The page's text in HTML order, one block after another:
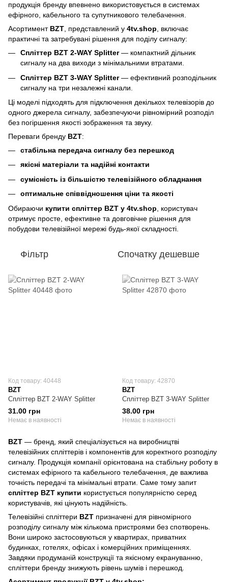
продукція бренду впевнено використовується в системах
ефірного, кабельного та супутникового телебачення.
Асортимент BZT, представлений у 4tv.shop, включає
практичні та затребувані рішення для поділу сигналу:
Спліттер BZT 2-WAY Splitter— компактний дільник
сигналу на два виходи з мінімальними втратами.
Спліттер BZT 3-WAY Splitter— ефективний розподільник
сигналу на три незалежні канали.
Ці моделі підходять для підключення декількох телевізорів до
одного джерела сигналу, забезпечуючи рівномірний розподіл
без погіршення якості зображення та звуку.
Переваги бренду BZT:
стабільна передача сигналу без перешкод
якісні матеріали та надійні контакти
сумісність із більшістю телевізійного обладнання
оптимальне співвідношення ціни та якості
Обираючи купити спліттер BZT у 4tv.shop , користувач
отримує просте, ефективне та довговічне рішення для
побудови телевізійної мережі будь-якої складності.
Фільтр Спочатку дешевше
Код товару: 40448
BZT
Спліттер BZT 2-WAY Splitter
31.00 грн
Немає в наявності
Код товару: 42870
BZT
Спліттер BZT 3-WAY Splitter
38.00 грн
Немає в наявності
BZT — бренд, який спеціалізується на виробництві
телевізійних спліттерів і компонентів для коректного розподілу
сигналу. Продукція компанії орієнтована на стабільну роботу в
системах ефірного та кабельного телебачення, де важлива
точність передачі та мінімальні втрати. Саме тому запит
спліттер BZT купити користується популярністю серед
користувачів, які цінують надійність.
Телевізійні спліттери BZT призначені для рівномірного
розподілу сигналу між кількома пристроями без спотворень.
Вони широко застосовуються у квартирах, приватних
будинках, готелях, офісах і комерційних приміщеннях.
Завдяки продуманій конструкції та якісному екрануванню,
спліттери бренду знижують рівень шумів і перешкод.